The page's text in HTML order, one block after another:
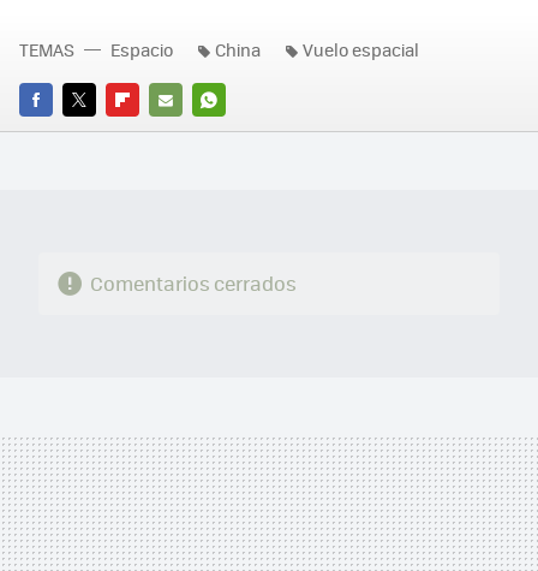
FACEBOOK
TWITTERFLIPBOARD
E-
WHATSAPP
TEMAS Espacio China Vuelo espacial
Comentarios cerrados